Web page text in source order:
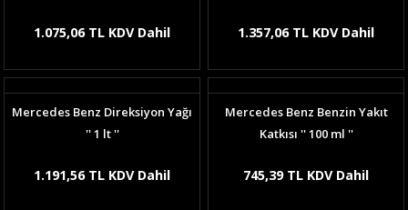
1.075,06 TL KDV Dahil 1.357,06 TL KDV Dahil
Mercedes Benz Direksiyon Yağı
'' 1 lt ''
1.191,56 TL KDV Dahil
Mercedes Benz Benzin Yakıt
Katkısı '' 100 ml ''
745,39 TL KDV Dahil